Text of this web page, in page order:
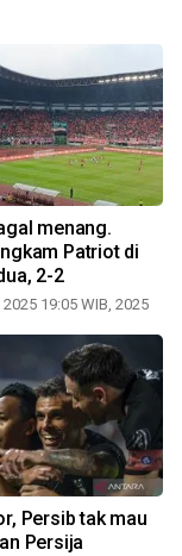
menang.
Patriot di
2-2
19:05 WIB, 2025
Persib tak mau
Persija